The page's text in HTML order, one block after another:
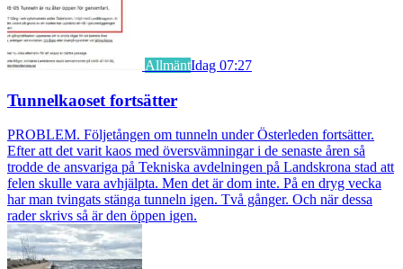
AllmäntIdag 07:27
Tunnelkaoset fortsätter
PROBLEM. Följetången om tunneln under Österleden fortsätter.
Efter att det varit kaos med översvämningar i de senaste åren så
trodde de ansvariga på Tekniska avdelningen på Landskrona stad att
felen skulle vara avhjälpta. Men det är dom inte. På en dryg vecka
har man tvingats stänga tunneln igen. Två gånger. Och när dessa
rader skrivs så är den öppen igen.